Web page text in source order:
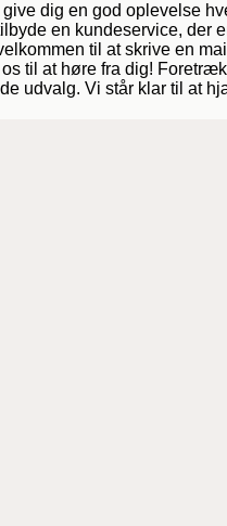
dig en god oplevelse
en kundeservice,
til at skrive en
til at høre fra dig!
udvalg. Vi står klar til at